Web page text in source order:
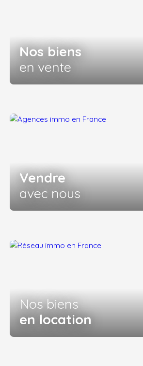
Nos biens
en vente
Vendre
avec nous
Nos biens
en location